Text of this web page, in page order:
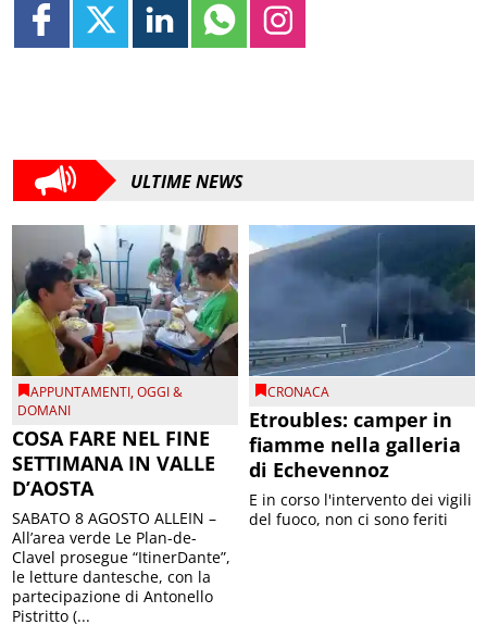
ULTIME NEWS
APPUNTAMENTI,OGGI &
DOMANI
COSA FARE NEL FINE
SETTIMANA IN VALLE
D’AOSTA
SABATO 8 AGOSTO ALLEIN –
All’area verde Le Plan-de-
Clavel prosegue “ItinerDante”,
le letture dantesche, con la
partecipazione di Antonello
Pistritto (...
CRONACA
Etroubles: camper in
fiamme nella galleria
di Echevennoz
E in corso l'intervento dei vigili
del fuoco, non ci sono feriti